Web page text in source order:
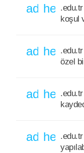
add
koşul
add
özel
add
.edu.tr
add